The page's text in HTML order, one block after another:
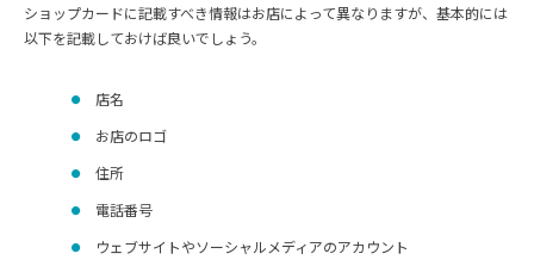
ショップカードに記載すべき情報はお店によって異なりますが、基本的には
以下を記載しておけば良いでしょう。
店名
お店のロゴ
住所
電話番号
ウェブサイトやソーシャルメディアのアカウント